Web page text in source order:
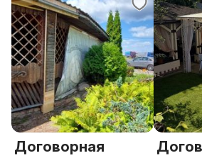
Минский район, Минская
область
Договорная